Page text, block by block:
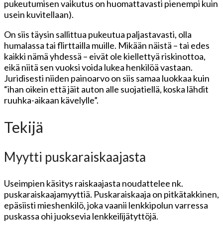
pukeutumisen vaikutus on huomattavasti pienempi kuin
usein kuvitellaan).
On siis täysin sallittua pukeutua paljastavasti, olla
humalassa tai flirttailla muille. Mikään näistä – tai edes
kaikki nämä yhdessä – eivät ole kiellettyä riskinottoa,
eikä niitä sen vuoksi voida lukea henkilöä vastaan.
Juridisesti niiden painoarvo on siis samaa luokkaa kuin
“ihan oikein että jäit auton alle suojatiellä, koska lähdit
ruuhka-aikaan kävelylle”.
Tekijä
Myytti puskaraiskaajasta
Useimpien käsitys raiskaajasta noudattelee nk.
puskaraiskaajamyyttiä. Puskaraiskaaja on pitkätakkinen,
epäsiisti mieshenkilö, joka vaanii lenkkipolun varressa
puskassa ohi juoksevia lenkkeilijätyttöjä.